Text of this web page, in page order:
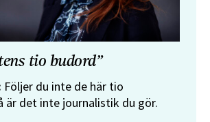
tio budord”
Följer du inte de här tio
är det inte journalistik du gör.